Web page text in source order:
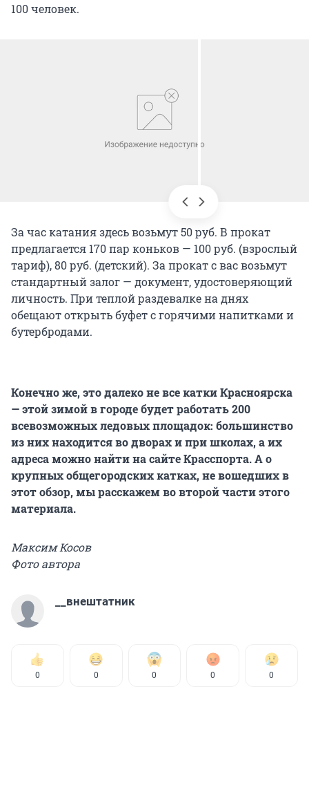
100 человек.
За час катания здесь возьмут 50 руб. В прокат
предлагается 170 пар коньков — 100 руб. (взрослый
тариф), 80 руб. (детский). За прокат с вас возьмут
стандартный залог — документ, удостоверяющий
личность. При теплой раздевалке на днях
обещают открыть буфет с горячими напитками и
бутербродами.
Конечно же, это далеко не все катки Красноярска
— этой зимой в городе будет работать 200
всевозможных ледовых площадок: большинство
из них находится во дворах и при школах, а их
адреса можно найти на сайте Красспорта. А о
крупных общегородских катках, не вошедших в
этот обзор, мы расскажем во второй части этого
материала.
Максим Косов
Фото автора
__внештатник
0 0 0 0 0